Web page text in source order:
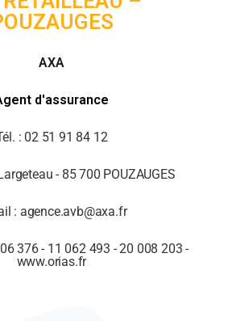
AXA
d'assurance
: 02 51 91 84 12
- 85 700 POUZAUGES
: agence.avb@axa.fr
376 - 11 062 493 - 20 008 203 -
www.orias.fr